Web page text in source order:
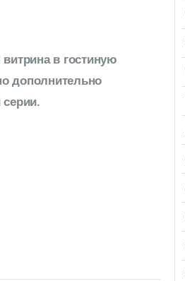
витрина в гостиную
дополнительно
серии.